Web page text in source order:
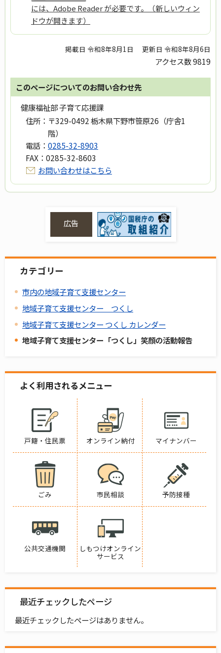
には、Adobe Reader が必要です。（新しいウィン
ドウが開きます）
掲載日 令和8年8月1日 更新日 令和8年8月6日
アクセス数9819
このページについてのお問い合わせ先
健康福祉部 子育て応援課
住所： 〒329-0492 栃木県下野市笹原26（庁舎1
階）
電話： 0285-32-8903
FAX： 0285-32-8603
お問い合わせはこちら
広告
カテゴリー
市内の地域子育て支援センター
地域子育て支援センター つくし
地域子育て支援センター つくし カレンダー
地域子育て支援センター「つくし」笑顔の活動報告
よく利用されるメニュー
戸籍・住民票 オンライン納付 マイナンバー
ごみ 市民相談 予防接種
公共交通機関
しもつけオンライン
サービス
最近チェックしたページ
最近チェックしたページはありません。